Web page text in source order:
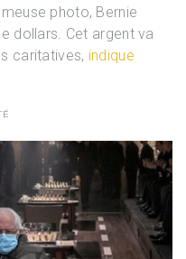
photo, Bernie
dollars. Cet argent va
caritatives, indique